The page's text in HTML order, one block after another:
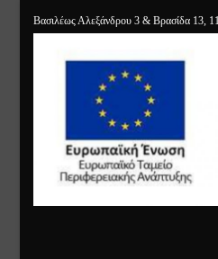
Βασιλέως Αλεξάνδρου 3 & Βρασίδα 13,